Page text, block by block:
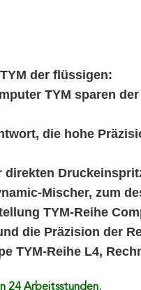
der flüssigen:
TYM sparen
die hohe
direkten
Mischer, zum
TYM-Reihe
die Präzision der
TYM-Reihe L4,
24 Arbeitsstunden.